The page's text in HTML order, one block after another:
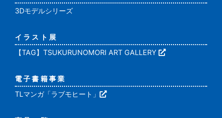
3Dモデルシリーズ
イラスト展
【TAG】TSUKURUNOMORI ART GALLERY
電子書籍事業
TLマンガ「ラブモヒート」